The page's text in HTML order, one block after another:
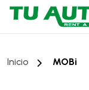
Inicio MOBi